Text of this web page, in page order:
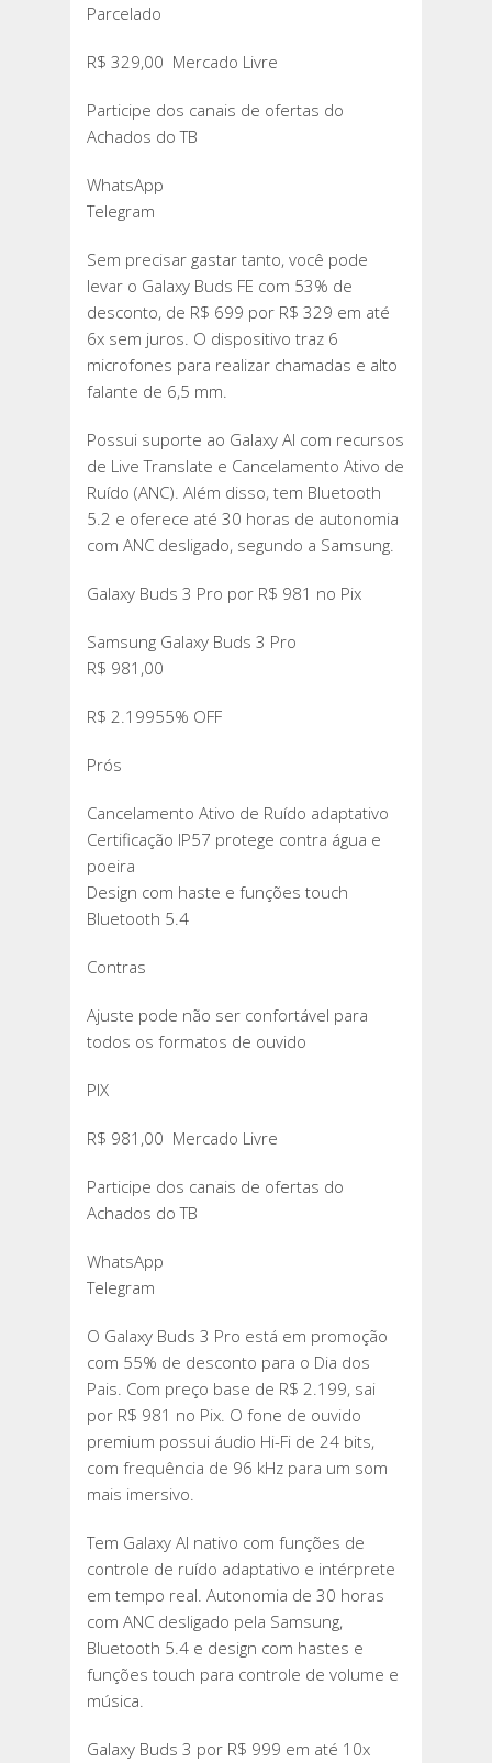
Parcelado
R$ 329,00 Mercado Livre
Participe dos canais de ofertas do
Achados do TB
WhatsApp
Telegram
Sem precisar gastar tanto, você pode
levar o Galaxy Buds FE com 53% de
desconto, de R$ 699 por R$ 329 em até
6x sem juros. O dispositivo traz 6
microfones para realizar chamadas e alto
falante de 6,5 mm.
Possui suporte ao Galaxy AI com recursos
de Live Translate e Cancelamento Ativo de
Ruído (ANC). Além disso, tem Bluetooth
5.2 e oferece até 30 horas de autonomia
com ANC desligado, segundo a Samsung.
Galaxy Buds 3 Pro por R$ 981 no Pix
Samsung Galaxy Buds 3 Pro
R$ 981,00
R$ 2.19955% OFF
Prós
Cancelamento Ativo de Ruído adaptativo
Certificação IP57 protege contra água e
poeira
Design com haste e funções touch
Bluetooth 5.4
Contras
Ajuste pode não ser confortável para
todos os formatos de ouvido
PIX
R$ 981,00 Mercado Livre
Participe dos canais de ofertas do
Achados do TB
WhatsApp
Telegram
O Galaxy Buds 3 Pro está em promoção
com 55% de desconto para o Dia dos
Pais. Com preço base de R$ 2.199, sai
por R$ 981 no Pix. O fone de ouvido
premium possui áudio Hi-Fi de 24 bits,
com frequência de 96 kHz para um som
mais imersivo.
Tem Galaxy AI nativo com funções de
controle de ruído adaptativo e intérprete
em tempo real. Autonomia de 30 horas
com ANC desligado pela Samsung,
Bluetooth 5.4 e design com hastes e
funções touch para controle de volume e
música.
Galaxy Buds 3 por R$ 999 em até 10x